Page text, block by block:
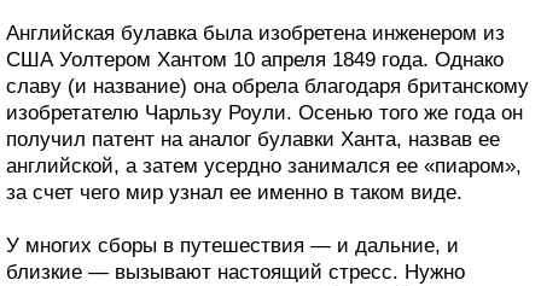
Английская булавка была изобретена инженером из
США Уолтером Хантом 10 апреля 1849 года. Однако
славу (и название) она обрела благодаря британскому
изобретателю Чарльзу Роули. Осенью того же года он
получил патент на аналог булавки Ханта, назвав ее
английской, а затем усердно занимался ее «пиаром»,
за счет чего мир узнал ее именно в таком виде.
У многих сборы в путешествия — и дальние, и
близкие — вызывают настоящий стресс. Нужно